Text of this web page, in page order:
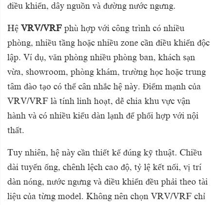
điều khiển, dây nguồn và đường nước ngưng.
Hệ VRV/VRFphù hợp với công trình có nhiều
phòng, nhiều tầng hoặc nhiều zone cần điều khiển độc
lập. Ví dụ, văn phòng nhiều phòng ban, khách sạn
vừa, showroom, phòng khám, trường học hoặc trung
tâm đào tạo có thể cân nhắc hệ này. Điểm mạnh của
VRV/VRF là tính linh hoạt, dễ chia khu vực vận
hành và có nhiều kiểu dàn lạnh để phối hợp với nội
thất.
Tuy nhiên, hệ này cần thiết kế đúng kỹ thuật. Chiều
dài tuyến ống, chênh lệch cao độ, tỷ lệ kết nối, vị trí
dàn nóng, nước ngưng và điều khiển đều phải theo tài
liệu của từng model. Không nên chọn VRV/VRF chỉ